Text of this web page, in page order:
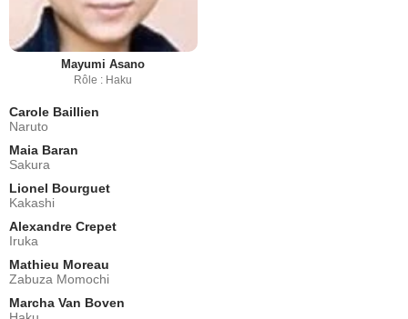
Mayumi Asano
Rôle : Haku
Carole Baillien
Naruto
Maia Baran
Sakura
Lionel Bourguet
Kakashi
Alexandre Crepet
Iruka
Mathieu Moreau
Zabuza Momochi
Marcha Van Boven